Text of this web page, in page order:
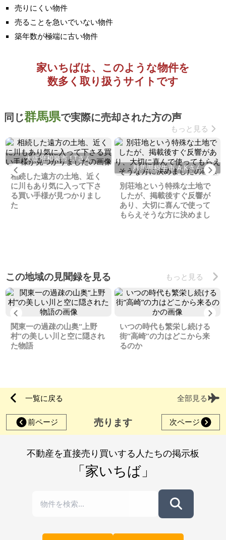
売りにくい物件
売ることを急いでいない物件
築年数が極端に古い物件
家いちばは、このような物件を
数多く取り扱うサイトです
同じ群馬県で実際に売却された方の声
もっと見る
Previous
大阪府和泉市 I.Tさん
相続した遠方の土地、近く
に川もあり気に入って下さ
る買い手様が見つかりまし
た
群馬県桐生市 A.Kさん
別荘地という特殊な土地で
したが、掲載後すぐ反響が
あり、大切に喜んで使って
もらえそうな方に決めまし
この地域の見聞録を見る もっと見る
Previous
関東一の過疎の山奥“上野
村”の美しい川と空に隠され
た物語
いつの時代も繁栄し続ける
街“高崎”の力はどこから来
るのか
一覧に戻る 全部見る
前ページ 売ります 次ページ
不動産を直接売り買いする人たちの掲示板
「家いちば」